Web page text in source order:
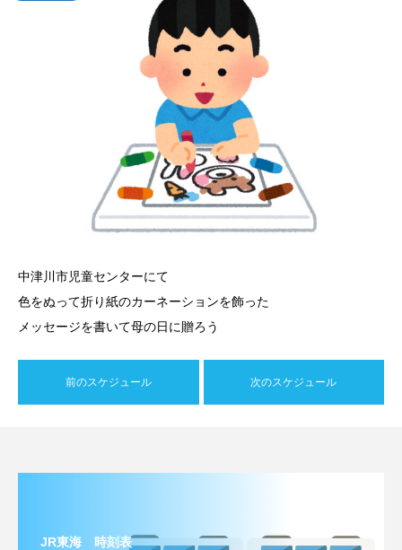
中津川市児童センターにて
色をぬって折り紙のカーネーションを飾った
メッセージを書いて母の日に贈ろう
前のスケジュール 次のスケジュール
JR東海 時刻表